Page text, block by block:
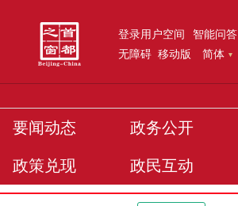
登录用户空间 智能问答
无障碍 移动版 简体
要闻动态 政务公开
政策兑现 政民互动